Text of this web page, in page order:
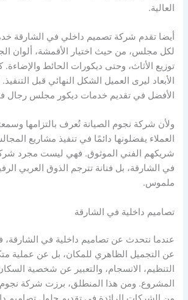
العالية.
أيضا تقدم شركة تصميم داخلي في الشارقة
لكل مجلس، من حيث اختيار الأقمشة، ألوان
توزيع الأثاث، وحتى ديكورات الحائط والإضاءة.
الأبعاد ليرى العميل الشكل النهائي قبل التنفيذ.
الأفضل في تقديم خدمات ديكور مجلس رجال
ولأن شركة نجوم الصيانة تُعرف بالتزامها
العملاء يفضلونها دائمًا في تنفيذ مشاريع
شريكهم الفني الموثوق. فهي ليست مجرد
في الشارقة، بل فنانة تترجم الذوق العربي
ملموس.
تصاميم داخلية في الشارقة
عندما نتحدث عن تصاميم داخلية في الشارقة،
عن التجميل الظاهري للمكان، بل عن عملية
التنظيم، الانسجام، والتعبير عن شخصية
المشروع. ومن هذا المنطلق، برزت شركة نجوم